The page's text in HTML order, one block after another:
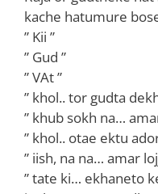
kache hatumure
” Kii ”
” Gud ”
” VAt ”
” khol.. tor gudta
” khub sokh na…
” khol.. otae ektu
” iish, na na… amar
” tate ki… ekhaneto